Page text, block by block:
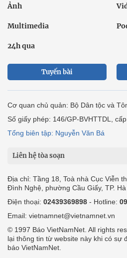
Ảnh
Multimedia
24h qua
Tuyến bài
Cơ quan chủ quản: Bộ Dân tộc và
Số giấy phép: 146/GP-BVHTTDL,
Tổng biên tập: Nguyễn Văn Bá
Liên hệ tòa soạn
Địa chỉ: Tầng 18, Toà nhà Cục Viễn
Đình Nghệ, phường Cầu Giấy, TP. Hà
Điện thoại: 02439369898 - Hotline:
Email: vietnamnet@vietnamnet.vn
© 1997 Báo VietNamNet. All rights
lại thông tin từ website này khi có sự
báo VietNamNet.